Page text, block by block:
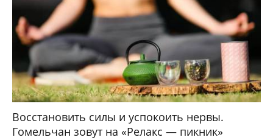
Восстановить силы и успокоить нервы.
Гомельчан зовут на «Релакс — пикник»